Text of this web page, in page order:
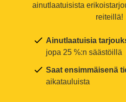
ainutlaatuisista
reiteillä!
Ainutlaatuisia
jopa 25 %:n säästöillä
Saat ensimmäisenä
aikatauluista